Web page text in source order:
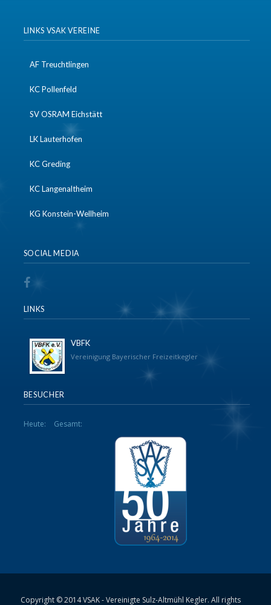
LINKS VSAK VEREINE
AF Treuchtlingen
KC Pollenfeld
SV OSRAM Eichstätt
LK Lauterhofen
KC Greding
KC Langenaltheim
KG Konstein-Wellheim
SOCIAL MEDIA
LINKS
VBFK
Vereinigung Bayerischer Freizeitkegler
BESUCHER
Heute: Gesamt:
Copyright © 2014 VSAK - Vereinigte Sulz-Altmühl Kegler. All rights